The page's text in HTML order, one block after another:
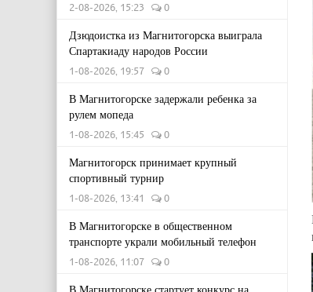
2-08-2026, 15:23 0
Дзюдоистка из Магнитогорска выиграла
Спартакиаду народов России
1-08-2026, 19:57 0
В Магнитогорске задержали ребенка за
рулем мопеда
1-08-2026, 15:45 0
Магнитогорск принимает крупный
спортивный турнир
1-08-2026, 13:41 0
В Магнитогорске в общественном
транспорте украли мобильный телефон
1-08-2026, 11:07 0